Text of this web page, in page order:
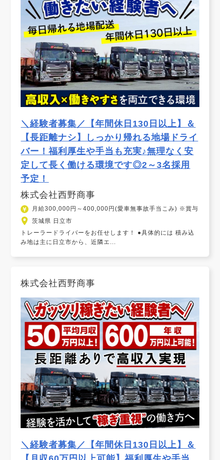
＼経験者募集／【年間休日130日以上】＆
【長距離ナシ】しっかり帰れる地場ドライ
バー！福利厚生や手当も充実♪無理なく安
定して長く働ける環境です◎2～3名採用
予定！
株式会社西野商事
月給300,000円～400,000円(愛車無事故手当こみ) ※賞与
茨城県 日立市
トレーラードライバーをお任せします！ ●具体的には 積み込
み地は主に日立市から、近隣エ...
株式会社西野商事
＼経験者募集／【年間休日130日以上】＆